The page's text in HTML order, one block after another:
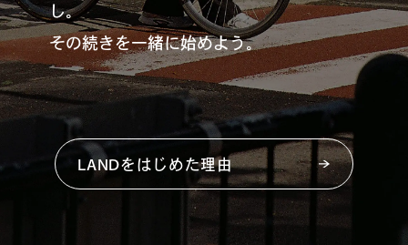
し。
その続きを一緒に始めよう。
LANDをはじめた理由